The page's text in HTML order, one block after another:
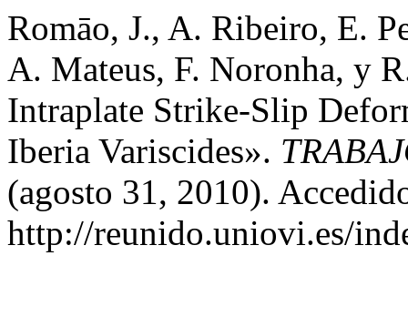
Romāo, J., A. Ribeiro, E.
A. Mateus, F. Noronha, y
Intraplate Strike-Slip
Iberia Variscides».
(agosto 31, 2010).
http://reunido.uniovi.es/